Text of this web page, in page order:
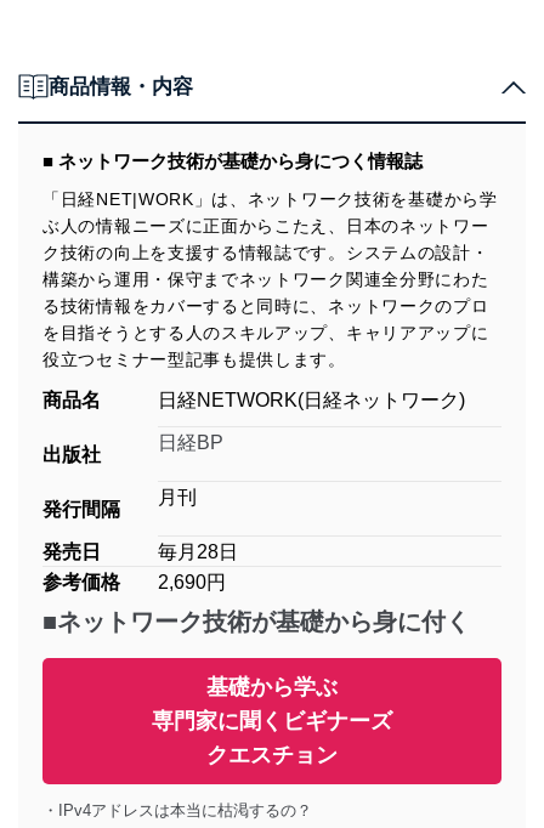
商品情報・内容
■ ネットワーク技術が基礎から身につく情報誌
「日経NET|WORK」は、ネットワーク技術を基礎から学
ぶ人の情報ニーズに正面からこたえ、日本のネットワー
ク技術の向上を支援する情報誌です。システムの設計・
構築から運用・保守までネットワーク関連全分野にわた
る技術情報をカバーすると同時に、ネットワークのプロ
を目指そうとする人のスキルアップ、キャリアアップに
役立つセミナー型記事も提供します。
商品名 日経NETWORK(日経ネットワーク)
出版社
日経BP
発行間隔
月刊
発売日
毎月28日
参考価格
2,690円
■ネットワーク技術が基礎から身に付く
基礎から学ぶ
専門家に聞くビギナーズ
クエスチョン
・IPv4アドレスは本当に枯渇するの？